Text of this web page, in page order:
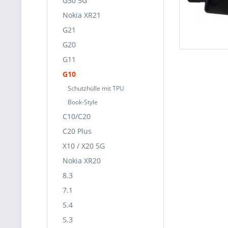
Nokia XR21
G21
G20
G11
G10
Schutzhülle mit TPU
Book-Style
C10/C20
C20 Plus
X10 / X20 5G
Nokia XR20
8.3
7.1
5.4
5.3